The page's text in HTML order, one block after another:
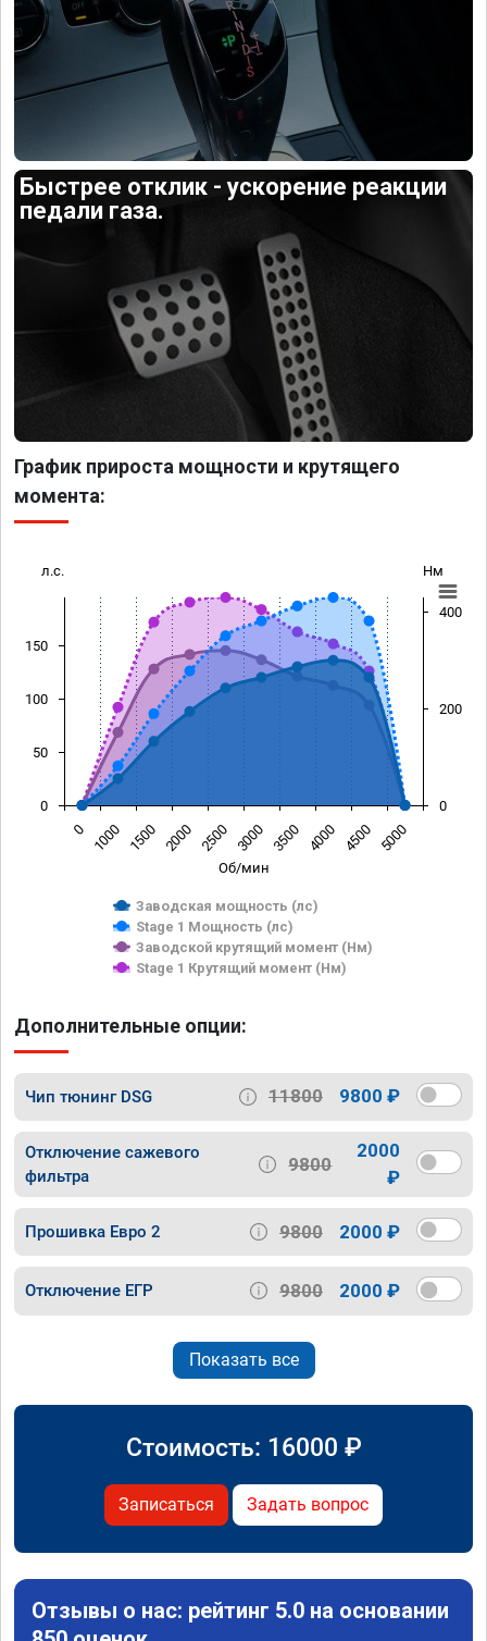
Быстрее отклик - ускорение реакции
педали газа.
График прироста мощности и крутящего
момента:
Об/мин
л.с. Нм
Заводская мощность (лс)
Stage 1 Мощность (лс)
Заводской крутящий момент (Нм)
Stage 1 Крутящий момент (Нм)
0 1000 1500 2000 2500 3000 3500 4000 4500 5000
0
50
100
150
0
200
400
Дополнительные опции:
Чип тюнинг DSG 11800 9800 ₽
Отключение сажевого
фильтра
9800
2000
₽
Прошивка Евро 2 9800 2000 ₽
Отключение ЕГР 9800 2000 ₽
Показать все
Стоимость: 16000 ₽
Записаться Задать вопрос
Отзывы о нас: рейтинг 5.0 на основании